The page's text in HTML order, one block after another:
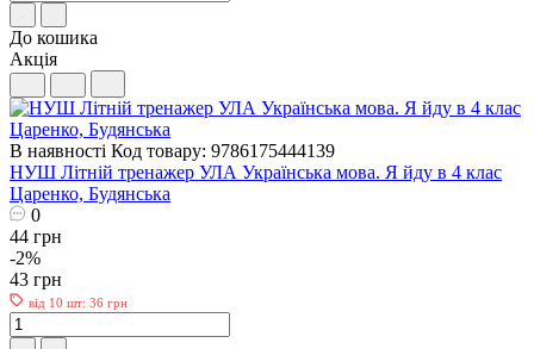
До кошика
Акція
В наявності Код товару: 9786175444139
НУШ Літній тренажер УЛА Українська мова. Я йду в 4 клас
Царенко, Будянська
0
44 грн
-2%
43 грн
від 10 шт: 36 грн